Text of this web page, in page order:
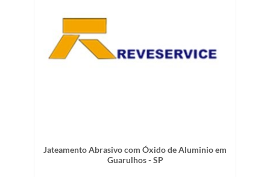
Jateamento Abrasivo com Óxido de Aluminio em
Guarulhos - SP